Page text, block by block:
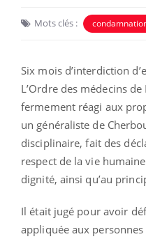
Mots clés :
Six mois d’interdiction
L’Ordre des médecins
fermement réagi aux
un généraliste de
disciplinaire, fait des
respect de la vie
dignité, ainsi qu’au
Il était jugé pour avoir
appliquée aux